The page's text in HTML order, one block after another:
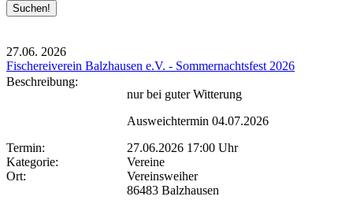
27.06. 2026
Fischereiverein Balzhausen e.V. - Sommernachtsfest 2026
Beschreibung:
nur bei guter Witterung
Ausweichtermin 04.07.2026
Termin:
27.06.2026 17:00 Uhr
Kategorie:
Vereine
Ort:
Vereinsweiher
86483 Balzhausen